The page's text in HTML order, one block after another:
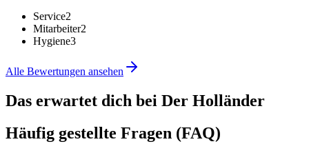
Service2
Mitarbeiter2
Hygiene3
Alle Bewertungen ansehen
Das erwartet dich bei Der Holländer
Häufig gestellte Fragen (FAQ)